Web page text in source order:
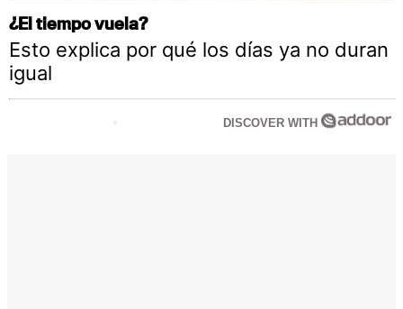
¿El tiempo vuela?
Esto explica por qué los días ya no duran
igual
DISCOVER WITH